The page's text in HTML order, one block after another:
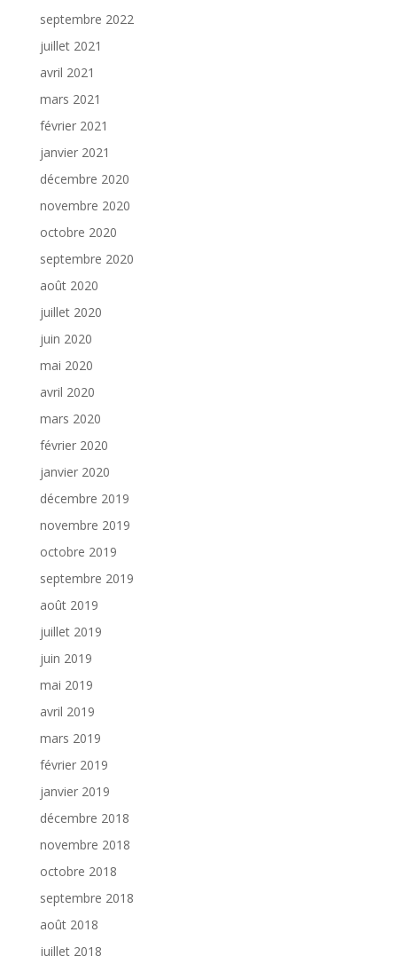
septembre 2022
juillet 2021
avril 2021
mars 2021
février 2021
janvier 2021
décembre 2020
novembre 2020
octobre 2020
septembre 2020
août 2020
juillet 2020
juin 2020
mai 2020
avril 2020
mars 2020
février 2020
janvier 2020
décembre 2019
novembre 2019
octobre 2019
septembre 2019
août 2019
juillet 2019
juin 2019
mai 2019
avril 2019
mars 2019
février 2019
janvier 2019
décembre 2018
novembre 2018
octobre 2018
septembre 2018
août 2018
juillet 2018